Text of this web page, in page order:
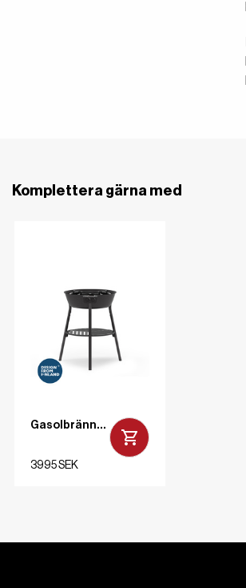
Komplettera gärna med
Gasolbrännare med stativ LL Svart 78 cm
3995 SEK